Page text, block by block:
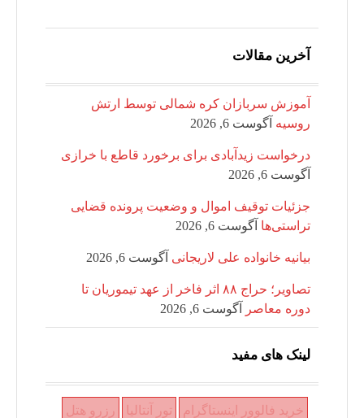
آخرین مقالات
آموزش سربازان کره شمالی توسط ارتش
روسیه آگوست 6, 2026
درخواست زیدآبادی برای برخورد قاطع با خرازی
آگوست 6, 2026
جزئیات توقیف اموال و وضعیت پرونده قضایی
تراستی‌ها آگوست 6, 2026
بیانیه خانواده علی لاریجانی آگوست 6, 2026
تصاویر؛ حراج ۸۸ اثر فاخر از عهد تیموریان تا
دوره معاصر
آگوست 6, 2026
لینک های مفید
خرید فالوور اینستاگرام تور آنتالیا رزرو هتل